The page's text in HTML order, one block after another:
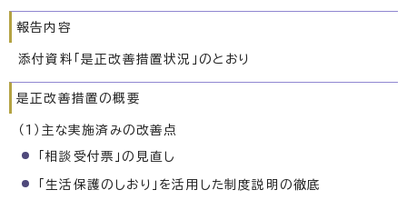
報告内容
添付資料「是正改善措置状況」のとおり
是正改善措置の概要
（1）主な実施済みの改善点
「相談受付票」の見直し
「生活保護のしおり」を活用した制度説明の徹底